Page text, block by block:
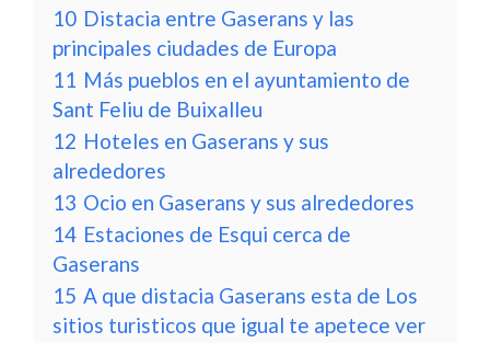
10 Distacia entre Gaserans y las
principales ciudades de Europa
11 Más pueblos en el ayuntamiento de
Sant Feliu de Buixalleu
12 Hoteles en Gaserans y sus
alrededores
13 Ocio en Gaserans y sus alrededores
14 Estaciones de Esqui cerca de
Gaserans
15 A que distacia Gaserans esta de Los
sitios turisticos que igual te apetece ver